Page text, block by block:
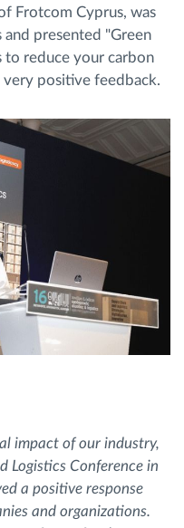
Frotcom Cyprus, was
presented "Green
to reduce your carbon
very positive feedback.
impact of our industry,
Logistics Conference in
a positive response
and organizations.